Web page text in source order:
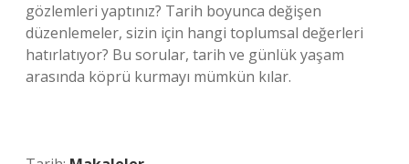
gözlemleri yaptınız? Tarih boyunca değişen
düzenlemeler, sizin için hangi toplumsal değerleri
hatırlatıyor? Bu sorular, tarih ve günlük yaşam
arasında köprü kurmayı mümkün kılar.